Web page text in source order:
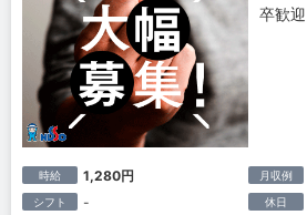
卒歓迎
時給 1,280円 月収例
シフト - 休日